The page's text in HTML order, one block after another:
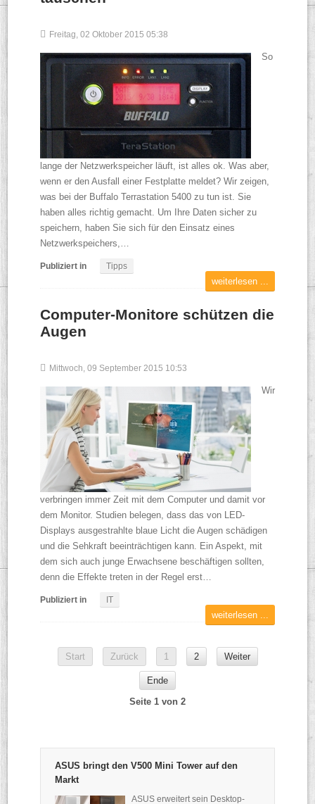
Freitag, 02 Oktober 2015 05:38
So
lange der Netzwerkspeicher läuft, ist alles ok. Was aber,
wenn er den Ausfall einer Festplatte meldet? Wir zeigen,
was bei der Buffalo Terrastation 5400 zu tun ist. Sie
haben alles richtig gemacht. Um Ihre Daten sicher zu
speichern, haben Sie sich für den Einsatz eines
Netzwerkspeichers,…
Publiziert in Tipps
weiterlesen ...
Computer-Monitore schützen die
Augen
Mittwoch, 09 September 2015 10:53
Wir
verbringen immer Zeit mit dem Computer und damit vor
dem Monitor. Studien belegen, dass das von LED-
Displays ausgestrahlte blaue Licht die Augen schädigen
und die Sehkraft beeinträchtigen kann. Ein Aspekt, mit
dem sich auch junge Erwachsene beschäftigen sollten,
denn die Effekte treten in der Regel erst…
Publiziert in IT
weiterlesen ...
Start Zurück 1 2 Weiter
Ende
Seite 1 von 2
ASUS bringt den V500 Mini Tower auf den
Markt
ASUS erweitert sein Desktop-